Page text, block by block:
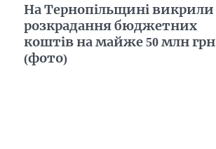
На Тернопільщині викрили
розкрадання бюджетних
коштів на майже 50 млн грн
(фото)